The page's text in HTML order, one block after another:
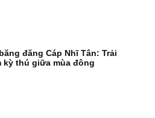
đăng Cáp Nhĩ Tân: Trải
kỳ thú giữa mùa đông